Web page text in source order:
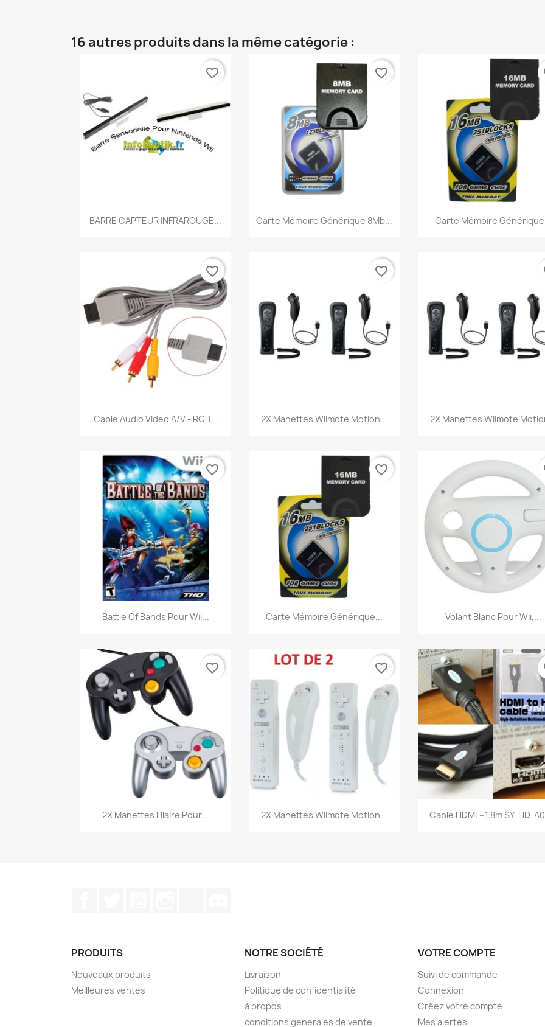
16 autres produits dans la même catégorie :
Aperçu rapide
BARRE CAPTEUR INFRAROUGE...
favorite_border
Aperçu rapide
Carte Mémoire Générique 8Mb...
favorite_border
Aperçu rapide
Carte Mémoire
Aperçu rapide
Cable Audio Video A/V - RGB...
favorite_border
Aperçu rapide
2X Manettes Wiimote Motion...
favorite_border
Aperçu rapide
2X Manettes Wiimote
Aperçu rapide
Battle Of Bands Pour Wii...
favorite_border
Aperçu rapide
Carte Mémoire Générique...
favorite_border
Aperçu rapide
Volant Blanc Pour Wii,...
Aperçu rapide
2X Manettes Filaire Pour...
favorite_border
Aperçu rapide
2X Manettes Wiimote Motion...
favorite_border
Aperçu rapide
Cable HDMI ~1.8m SY-HD-
PRODUITS
Nouveaux produits
Meilleures ventes
NOTRE SOCIÉTÉ
Livraison
Politique de confidentialité
à propos
conditions generales de vente
VOTRE COMPTE
Suivi de commande
Connexion
Créez votre compte
Mes alertes